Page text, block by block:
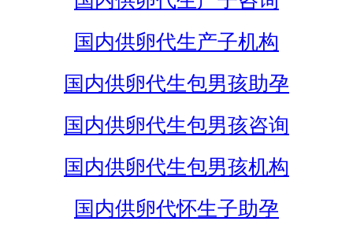
国内供卵代生产子机构
国内供卵代生包男孩助孕
国内供卵代生包男孩咨询
国内供卵代生包男孩机构
国内供卵代怀生子助孕